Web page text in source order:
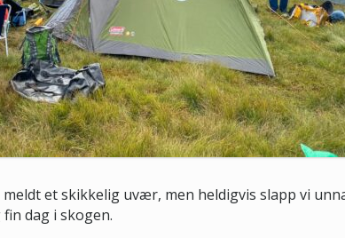
et skikkelig uvær, men heldigvis slapp vi
dag i skogen.